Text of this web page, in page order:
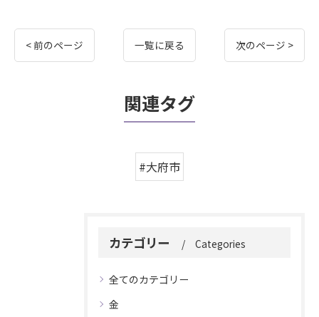
< 前のページ 一覧に戻る 次のページ >
関連タグ
#大府市
カテゴリー Categories
全てのカテゴリー
金